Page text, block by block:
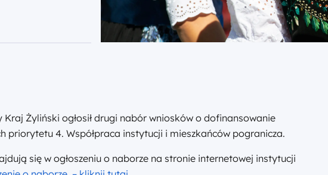
Kraj Żyliński ogłosił drugi nabór wniosków o dofinansowanie
priorytetu 4. Współpraca instytucji i mieszkańców pogranicza.
się w ogłoszeniu o naborze na stronie internetowej instytucji